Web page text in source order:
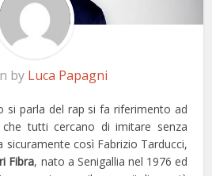
by Luca Papagni
si parla del rap si fa riferimento ad
tutti cercano di imitare senza
sicuramente così Fabrizio Tarducci,
Fibra, nato a Senigallia nel 1976 ed